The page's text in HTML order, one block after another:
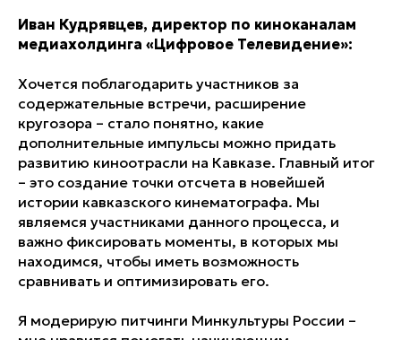
Иван Кудрявцев, директор по киноканалам
медиахолдинга «Цифровое Телевидение»:
Хочется поблагодарить участников за
содержательные встречи, расширение
кругозора – стало понятно, какие
дополнительные импульсы можно придать
развитию киноотрасли на Кавказе. Главный итог
– это создание точки отсчета в новейшей
истории кавказского кинематографа. Мы
являемся участниками данного процесса, и
важно фиксировать моменты, в которых мы
находимся, чтобы иметь возможность
сравнивать и оптимизировать его.
Я модерирую питчинги Минкультуры России –